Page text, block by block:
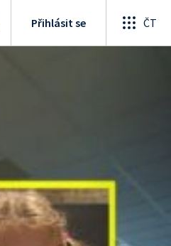
Přihlásit se ČT